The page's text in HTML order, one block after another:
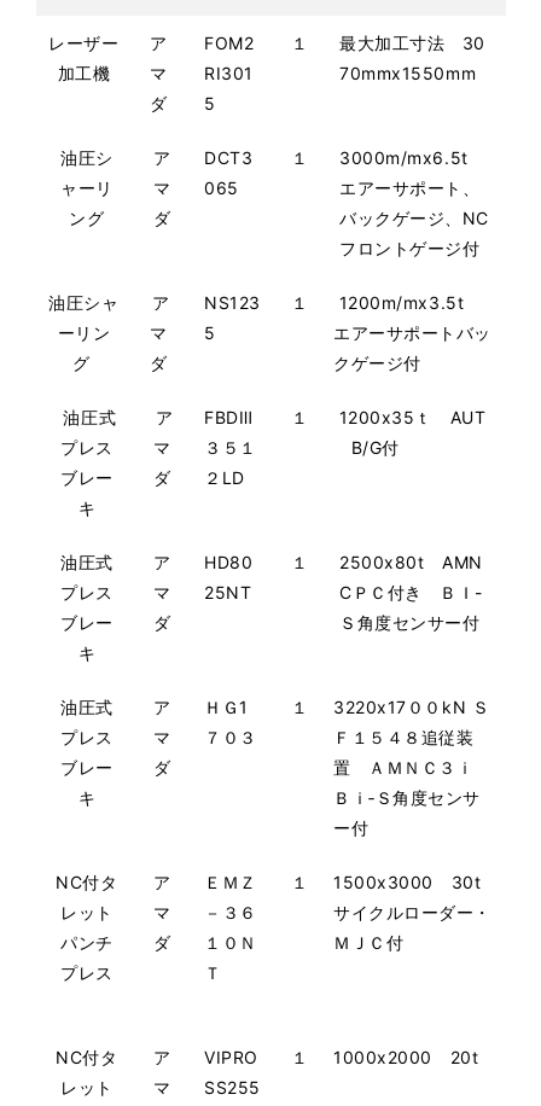
レーザー
加工機
ア
マ
ダ
FOM2
RI301
5
１
最大加工寸法 30
70mmx1550mm
油圧シ
ャーリ
ング
ア
マ
ダ
DCT3
065
１
3000m/mx6.5t
エアーサポート、
バックゲージ、NC
フロントゲージ付
油圧シャ
ーリン
グ
ア
マ
ダ
NS123
5
１
1200m/mx3.5t
エアーサポートバッ
クゲージ付
油圧式
プレス
ブレー
キ
ア
マ
ダ
FBDⅢ
３５１
２LD
１
1200x35ｔ AUT
B/G付
油圧式
プレス
ブレー
キ
ア
マ
ダ
HD80
25NT
１
2500x80t AMN
CＰＣ付き ＢＩ-
Ｓ角度センサー付
油圧式
プレス
ブレー
キ
ア
マ
ダ
ＨＧ1
７０３
１
3220x17００kN Ｓ
Ｆ１５４８追従装
置 ＡＭＮＣ３ｉ
Ｂｉ‐Ｓ角度センサ
ー付
NC付タ
レット
パンチ
プレス
ア
マ
ダ
ＥＭＺ
－３６
１０Ｎ
Ｔ
１
1500x3000 30t
サイクルローダー・
ＭＪＣ付
NC付タ
レット
ア
マ
VIPRO
SS255
１ 1000x2000 20t